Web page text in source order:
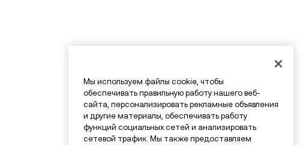
Мы используем файлы cookie, чтобы
обеспечивать правильную работу нашего веб-
сайта, персонализировать рекламные объявления
и другие материалы, обеспечивать работу
функций социальных сетей и анализировать
сетевой трафик. Мы также предоставляем